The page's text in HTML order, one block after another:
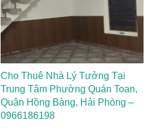
Cho Thuê Nhà Lý Tưởng Tại
Trung Tâm Phường Quán Toan,
Quận Hồng Bàng, Hải Phòng –
0966186198